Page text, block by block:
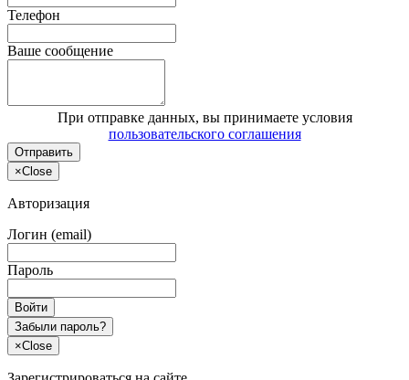
Телефон
Ваше сообщение
При отправке данных, вы принимаете условия
пользовательского соглашения
Отправить
×Close
Авторизация
Логин (email)
Пароль
Войти
Забыли пароль?
×Close